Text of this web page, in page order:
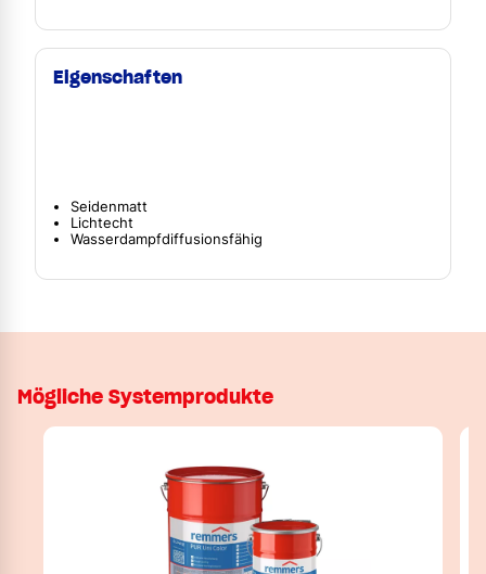
Eigenschaften
Seidenmatt
Lichtecht
Wasserdampfdiffusionsfähig
Mögliche Systemprodukte